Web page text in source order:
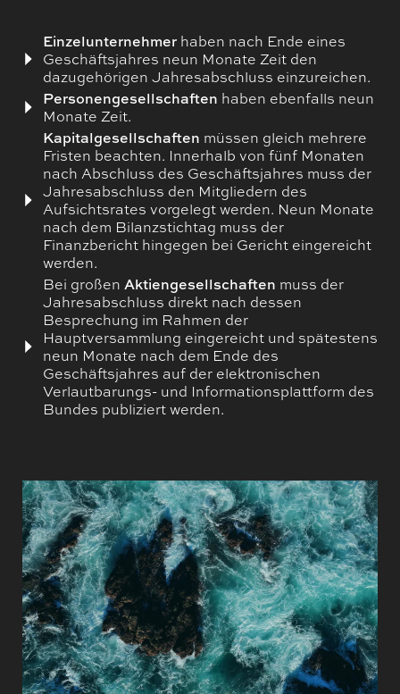
Einzelunternehmerhaben nach Ende eines
Geschäftsjahres neun Monate Zeit den
dazugehörigen Jahresabschluss einzureichen.
Personengesellschaften haben ebenfalls neun
Monate Zeit.
Kapitalgesellschaften müssen gleich mehrere
Fristen beachten. Innerhalb von fünf Monaten
nach Abschluss des Geschäftsjahres muss der
Jahresabschluss den Mitgliedern des
Aufsichtsrates vorgelegt werden. Neun Monate
nach dem Bilanzstichtag muss der
Finanzbericht hingegen bei Gericht eingereicht
werden.
Bei großen Aktiengesellschaften muss der
Jahresabschluss direkt nach dessen
Besprechung im Rahmen der
Hauptversammlung eingereicht und spätestens
neun Monate nach dem Ende des
Geschäftsjahres auf der elektronischen
Verlautbarungs- und Informationsplattform des
Bundes publiziert werden.